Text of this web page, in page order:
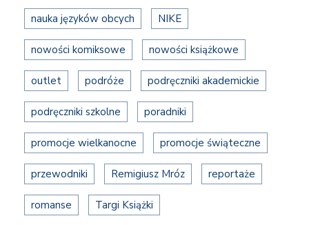
nauka języków obcych NIKE
nowości komiksowe nowości książkowe
outlet podróże podręczniki akademickie
podręczniki szkolne poradniki
promocje wielkanocne promocje świąteczne
przewodniki Remigiusz Mróz reportaże
romanse Targi Książki